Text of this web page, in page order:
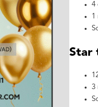
4
1
Star
3